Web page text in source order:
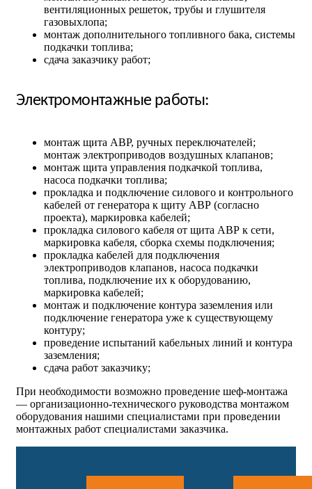
вентиляционных решеток, трубы и глушителя
газовыхлопа;
монтаж дополнительного топливного бака, системы
подкачки топлива;
сдача заказчику работ;
Электромонтажные работы:
монтаж щита АВР, ручных переключателей;
монтаж электроприводов воздушных клапанов;
монтаж щита управления подкачкой топлива,
насоса подкачки топлива;
прокладка и подключение силового и контрольного
кабелей от генератора к щиту АВР (согласно
проекта), маркировка кабелей;
прокладка силового кабеля от щита АВР к сети,
маркировка кабеля, сборка схемы подключения;
прокладка кабелей для подключения
электроприводов клапанов, насоса подкачки
топлива, подключение их к оборудованию,
маркировка кабелей;
монтаж и подключение контура заземления или
подключение генератора уже к существующему
контуру;
проведение испытаний кабельных линий и контура
заземления;
сдача работ заказчику;
При необходимости возможно проведение шеф-монтажа
— организационно-технического руководства монтажом
оборудования нашими специалистами при проведении
монтажных работ специалистами заказчика.